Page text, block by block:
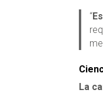
“
La